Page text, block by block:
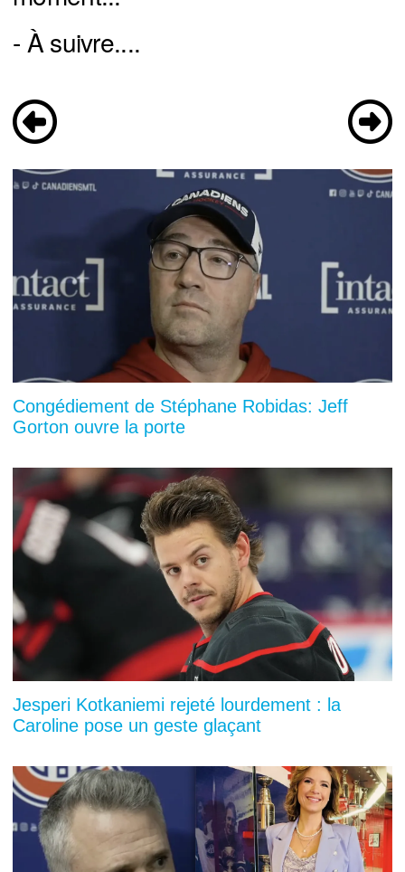
- À suivre....
Congédiement de Stéphane Robidas: Jeff
Gorton ouvre la porte
Jesperi Kotkaniemi rejeté lourdement : la
Caroline pose un geste glaçant